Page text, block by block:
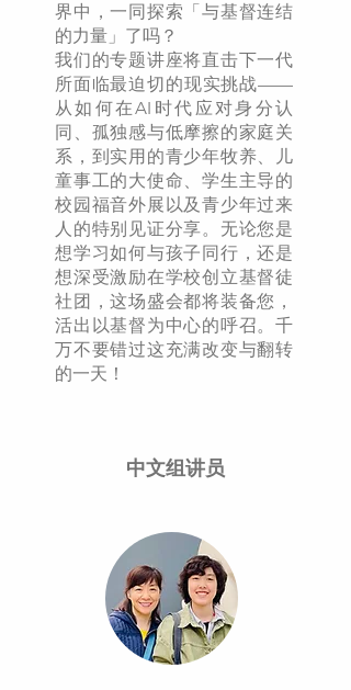
界中，一同探索「与基督连结
的力量」了吗？
我们的专题讲座将直击下一代
所面临最迫切的现实挑战——
从如何在AI时代应对身分认
同、孤独感与低摩擦的家庭关
系，到实用的青少年牧养、儿
童事工的大使命、学生主导的
校园福音外展以及青少年过来
人的特别见证分享。无论您是
想学习如何与孩子同行，还是
想深受激励在学校创立基督徒
社团，这场盛会都将装备您，
活出以基督为中心的呼召。千
万不要错过这充满改变与翻转
的一天！
​中文组讲员